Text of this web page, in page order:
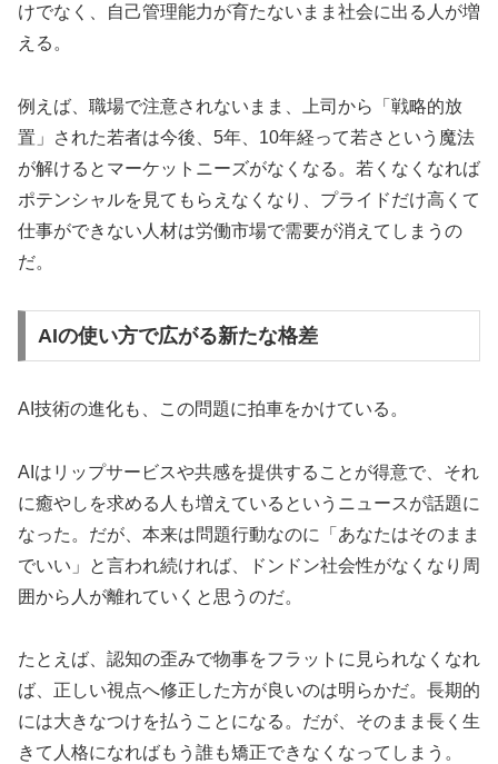
けでなく、自己管理能力が育たないまま社会に出る人が増
える。
例えば、職場で注意されないまま、上司から「戦略的放
置」された若者は今後、5年、10年経って若さという魔法
が解けるとマーケットニーズがなくなる。若くなくなれば
ポテンシャルを見てもらえなくなり、プライドだけ高くて
仕事ができない人材は労働市場で需要が消えてしまうの
だ。
AIの使い方で広がる新たな格差
AI技術の進化も、この問題に拍車をかけている。
AIはリップサービスや共感を提供することが得意で、それ
に癒やしを求める人も増えているというニュースが話題に
なった。だが、本来は問題行動なのに「あなたはそのまま
でいい」と言われ続ければ、ドンドン社会性がなくなり周
囲から人が離れていくと思うのだ。
たとえば、認知の歪みで物事をフラットに見られなくなれ
ば、正しい視点へ修正した方が良いのは明らかだ。長期的
には大きなつけを払うことになる。だが、そのまま長く生
きて人格になればもう誰も矯正できなくなってしまう。